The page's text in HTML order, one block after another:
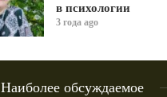
в психологии
3 года ago
Наиболее обсуждаемое